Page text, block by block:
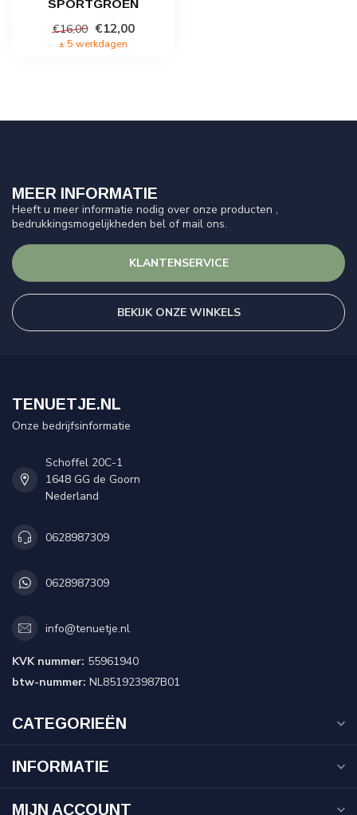
SPORTGROEN
€16,00 €12,00
± 5 werkdagen
MEER INFORMATIE
Heeft u meer informatie nodig over onze producten ,
bedrukkingsmogelijkheden bel of mail ons.
KLANTENSERVICE
BEKIJK ONZE WINKELS
TENUETJE.NL
Onze bedrijfsinformatie
Schoffel 20C-1
1648 GG de Goorn
Nederland
0628987309
0628987309
info@tenuetje.nl
KVK nummer: 55961940
btw-nummer: NL851923987B01
CATEGORIEËN
INFORMATIE
MIJN ACCOUNT